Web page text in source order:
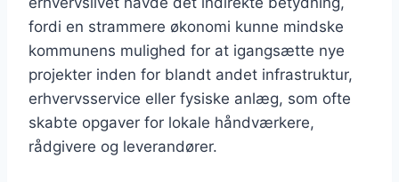
fordi en strammere økonomi kunne mindske
kommunens mulighed for at igangsætte nye
projekter inden for blandt andet infrastruktur,
erhvervsservice eller fysiske anlæg, som ofte
skabte opgaver for lokale håndværkere,
rådgivere og leverandører.